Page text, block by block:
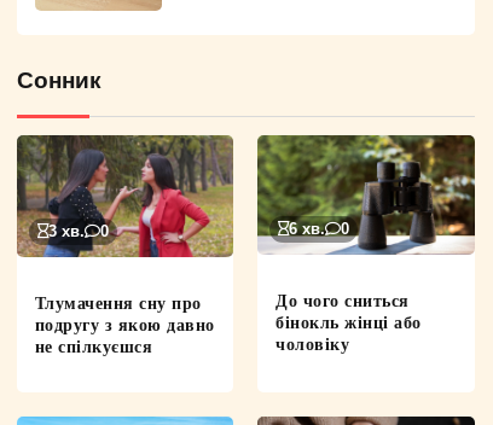
Сонник
3 хв. 0
Тлумачення сну про
подругу з якою давно
не спілкуєшся
6 хв. 0
До чого сниться
бінокль жінці або
чоловіку